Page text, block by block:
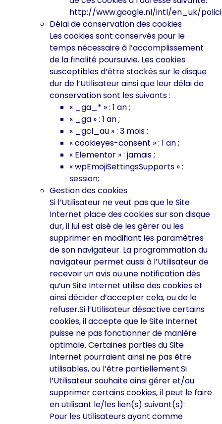
http://www.google.nl/intl/en_uk/
Délai de conservation des cookies
Les cookies sont conservés pour le
temps nécessaire à l’accomplissement
de la finalité poursuivie. Les cookies
susceptibles d’être stockés sur le disque
dur de l’Utilisateur ainsi que leur délai de
conservation sont les suivants :
« _ga_* » : 1 an ;
« _ga » : 1 an ;
« _gcl_au » : 3 mois ;
« cookieyes-consent » : 1 an ;
« Elementor » : jamais ;
« wpEmojiSettingsSupports » :
session;
Gestion des cookies
Si l’Utilisateur ne veut pas que le Site
Internet place des cookies sur son disque
dur, il lui est aisé de les gérer ou les
supprimer en modifiant les paramètres
de son navigateur. La programmation du
navigateur permet aussi à l’Utilisateur de
recevoir un avis ou une notification dès
qu’un Site Internet utilise des cookies et
ainsi décider d’accepter cela, ou de le
refuser.Si l’Utilisateur désactive certains
cookies, il accepte que le Site Internet
puisse ne pas fonctionner de manière
optimale. Certaines parties du Site
Internet pourraient ainsi ne pas être
utilisables, ou l’être partiellement.Si
l’Utilisateur souhaite ainsi gérer et/ou
supprimer certains cookies, il peut le faire
en utilisant le/les lien(s) suivant(s):
Pour les Utilisateurs ayant comme